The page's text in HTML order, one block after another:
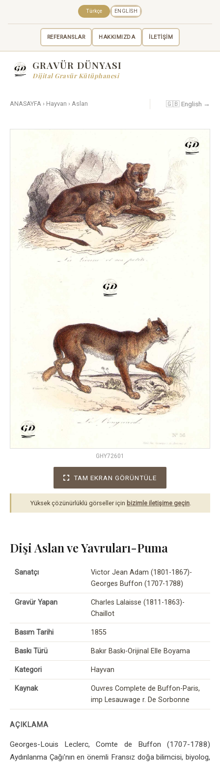
REFERANSLAR HAKKIMIZDA İLETİŞİM
Türkçe ENGLISH
GRAVÜR DÜNYASI
Dijital Gravür Kütüphanesi
ANASAYFA › Hayvan › Aslan 🇬🇧 English →
GHY72601
TAM EKRAN GÖRÜNTÜLE
Yüksek çözünürlüklü görseller için bizimle iletişime geçin.
Dişi Aslan ve Yavruları-Puma
Sanatçı
Victor Jean Adam (1801-1867)-
Georges Buffon (1707-1788)
Gravür Yapan
Charles Lalaisse (1811-1863)-
Chaillot
Basım Tarihi 1855
Baskı Türü Bakır Baskı-Orijinal Elle Boyama
Kategori Hayvan
Kaynak
Ouvres Complete de Buffon-Paris,
imp Lesauwage r. De Sorbonne
AÇIKLAMA
Georges-Louis Leclerc, Comte de Buffon (1707-1788)
Aydınlanma Çağı'nın en önemli Fransız doğa bilimcisi, biyolog,